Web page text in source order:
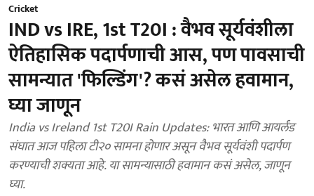
Cricket
IND vs IRE, 1st T20I : वैभव सूर्यवंशीला
ऐतिहासिक पदार्पणाची आस, पण पावसाची
सामन्यात 'फिल्डिंग'? कसं असेल हवामान,
घ्या जाणून
India vs Ireland 1st T20I Rain Updates: भारत आणि आयर्लंड
संघात आज पहिला टी२० सामना होणार असून वैभव सूर्यवंशी पदार्पण
करण्याची शक्यता आहे. या सामन्यासाठी हवामान कसं असेल, जाणून
घ्या.